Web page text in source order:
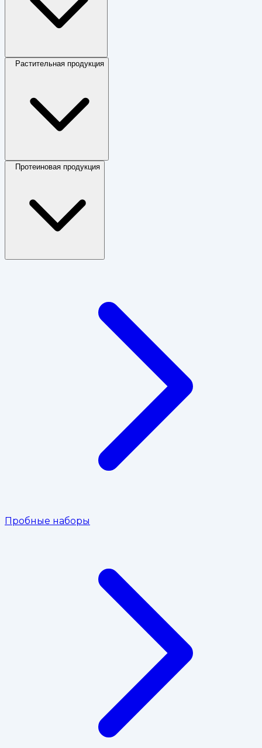
Растительная продукция
Протеиновая продукция
Пробные наборы